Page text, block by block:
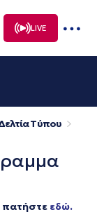
LIVE
Τύπου
πατήστε εδώ.